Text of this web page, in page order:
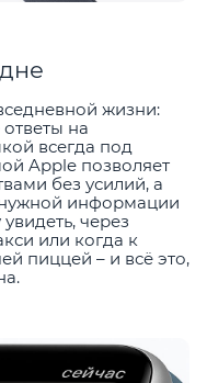
жизни:
на
всегда под
Apple позволяет
без усилий, а
информации
через
или когда к
пиццей – и всё это,